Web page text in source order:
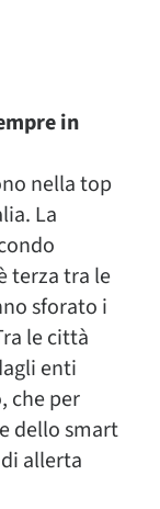
in
nella top
La
terza tra le
sforato i
le città
enti
che per
dello smart
allerta